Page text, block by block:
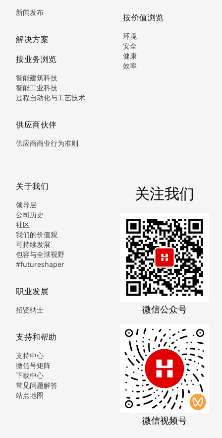
新闻发布
解决方案
按业务浏览
智能建筑科技
智能工业科技
过程自动化与工艺技术
供应商伙伴
供应商商业行为准则
按价值浏览
环境
安全
健康
效率
关于我们
领导层
公司历史
社区
我们的价值观
可持续发展
包容与全球视野
#futureshaper
职业发展
招贤纳士
支持和帮助
支持中心
微信号矩阵
下载中心
常见问题解答
站点地图
关注我们
微信公众号
微信视频号